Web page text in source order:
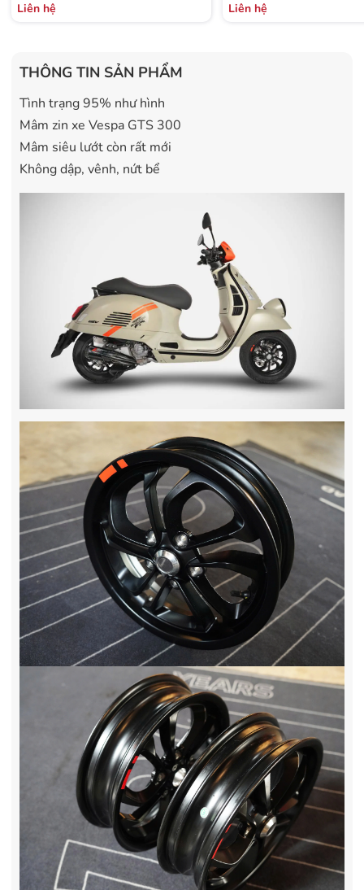
Liên hệ Liên hệ
THÔNG TIN SẢN PHẨM
Tình trạng 95% như hình
Mâm zin xe Vespa GTS 300
Mâm siêu lướt còn rất mới
Không dập, vênh, nứt bể